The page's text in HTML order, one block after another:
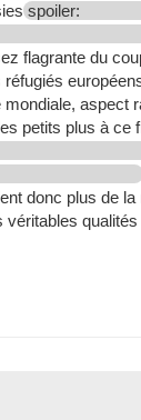
spoiler:
flagrante du
aspect
petits plus à ce
donc plus de
véritables qualités